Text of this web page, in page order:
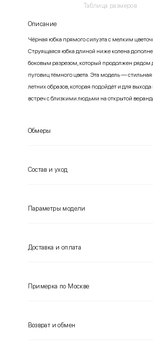
Таблица размеров
Описание
Чёрная юбка прямого силуэта с мелким
Струящаяся юбка длиной ниже колена
боковым разрезом, который продолжен рядом
пуговиц тёмного цвета. Эта модель — стильная
летних образов, которая подойдёт и для выхода
встреч с близкими людьми на открытой
Обмеры
Состав и уход
Параметры модели
Доставка и оплата
Примерка по Москве
Возврат и обмен